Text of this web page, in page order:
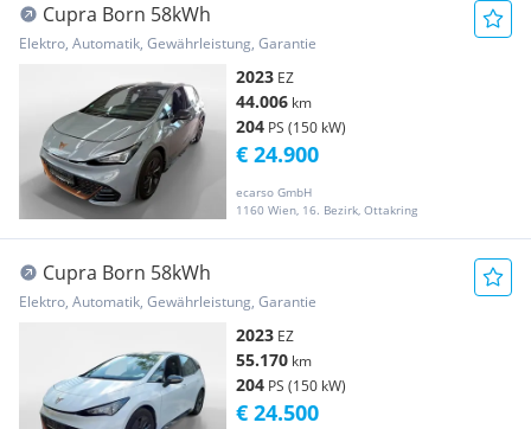
Cupra Born 58kWh
Elektro, Automatik, Gewährleistung, Garantie
2023 EZ
44.006 km
204 PS (150 kW)
ecarso GmbH
1160 Wien, 16. Bezirk, Ottakring
€ 24.900
Cupra Born 58kWh
Elektro, Automatik, Gewährleistung, Garantie
2023 EZ
55.170 km
204 PS (150 kW)
€ 24.500